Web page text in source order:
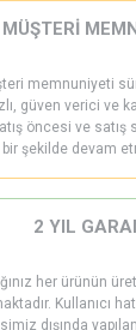
MÜŞTERİ
memnuniyeti
güven verici ve
öncesi ve satış
şekilde devam
2 YIL
her ürünün
Kullanıcı
dışında